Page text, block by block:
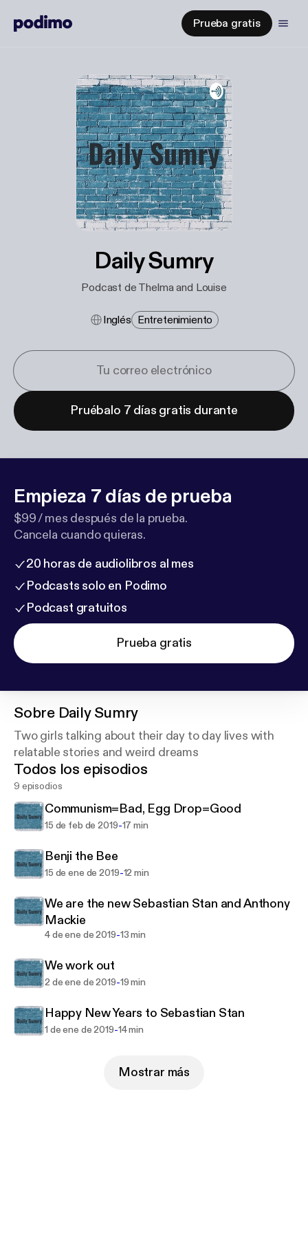
Prueba gratis
Daily Sumry
Podcast de Thelma and Louise
Inglés Entretenimiento
Pruébalo 7 días gratis durante
Empieza 7 días de prueba
$99 / mes después de la prueba.
Cancela cuando quieras.
20 horas de audiolibros al mes
Podcasts solo en Podimo
Podcast gratuitos
Prueba gratis
Sobre Daily Sumry
Two girls talking about their day to day lives with
relatable stories and weird dreams
Todos los episodios
9 episodios
Communism=Bad, Egg Drop=Good
15 de feb de 2019-17 min
Benji the Bee
15 de ene de 2019-12 min
We are the new Sebastian Stan and Anthony
Mackie
4 de ene de 2019-13 min
We work out
2 de ene de 2019-19 min
Happy New Years to Sebastian Stan
1 de ene de 2019-14 min
Mostrar más